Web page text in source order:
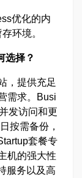
优化的内
环境。
选择？
，提供充足
需求。Busi
发访问和更
按需备份，
套餐专
机的强大性
服务以及高